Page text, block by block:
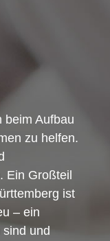
beim Aufbau
zu helfen.
Ein Großteil
ist
– ein
und